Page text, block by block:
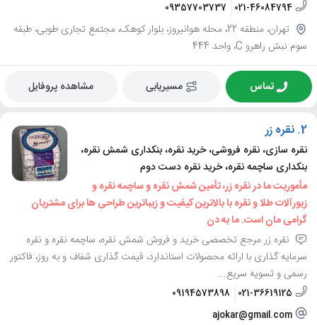
021-46084794
09357703737
تهران، منطقه 22، محله هوانیروز، بلوار کوهک، مجتمع تجاری طوبی، طبقه
سوم نبش راهرو C، واحد 444
تماس مسیریابی مشاهده پروفایل
2. نقره زر
نقره سازی، نقره فروشی، خرید نقره، بنکداری شمش نقره،
بنکداری ساچمه نقره، خرید نقره دست دوم
مأموریت ما در نقره زر، تأمین شمش نقره و ساچمه نقره و
زیورآلات طلا و نقره با بالاترین کیفیت و زیباترین طراحی ها برای مشتریان
گرامی مان است. ما به دن
نقره زر مرجع تخصصی خرید و فروش شمش نقره، ساچمه نقره و نقره
سرمایه گذاری با ارائه محصولات استاندارد، قیمت گذاری شفاف و به روز، فاکتور
رسمی و تسویه سریع...
021-36619125
09194573898
ajokar@gmail.com